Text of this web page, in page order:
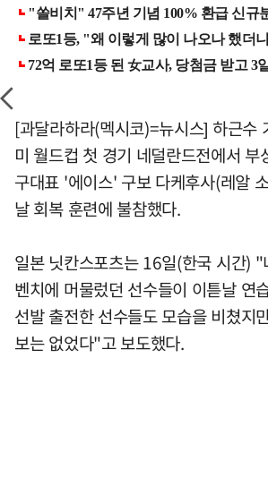
[과달라하라(멕시코)=뉴시스] 하근
미 월드컵 첫 경기 네덜란드전에서 부
구대표 '에이스' 구보 다케후사(레알
날 회복 훈련에 불참했다.
일본 닛칸스포츠는 16일(한국 시간) "
벤치에 머물렀던 선수들이 이튿날 연
선발 출전한 선수들도 모습을 비쳤지
보는 없었다"고 보도했다.